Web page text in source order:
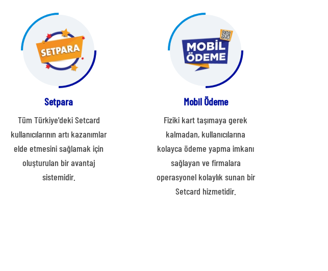
Setpara
Tüm Türkiye'deki Setcard
kullanıcılarının artı kazanımlar
elde etmesini sağlamak için
oluşturulan bir avantaj
sistemidir.
Mobil Ödeme
Fiziki kart taşımaya gerek
kalmadan, kullanıcılarına
kolayca ödeme yapma imkanı
sağlayan ve firmalara
operasyonel kolaylık sunan bir
Setcard hizmetidir.